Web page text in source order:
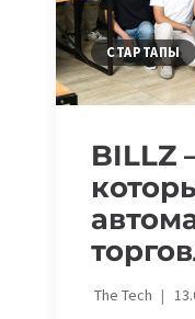
СТАРТАПЫ
BILLZ
The Tech